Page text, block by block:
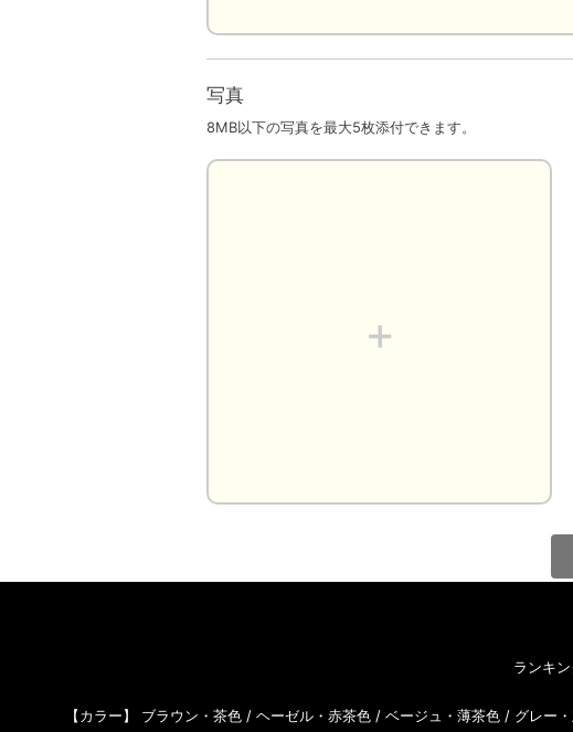
写真
8MB以下の写真を最大5枚添付できます。
+
ランキ
【カラー】 ブラウン・茶色 / ヘーゼル・赤茶色 / ベージュ・薄茶色 / グレー